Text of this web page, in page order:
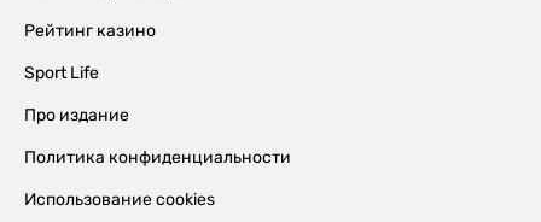
Рейтинг казино
Sport Life
Про издание
Политика конфиденциальности
Использование cookies